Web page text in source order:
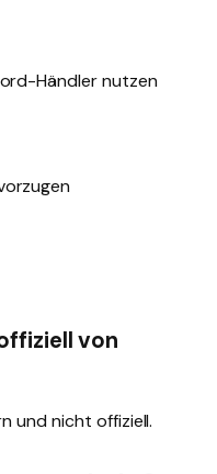
Händler nutzen
von
und nicht offiziell.